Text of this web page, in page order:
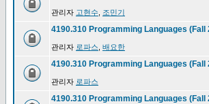
관리자 고현수 조민기
4190.310 Programming Languages (Fall
관리자 로파스 배요한
4190.310 Programming Languages (Fall
관리자 로파스
4190.310 Programming Languages (Fall